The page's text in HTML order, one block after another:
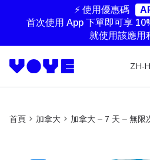
⚡ 使用優惠碼
首次使用 App 下單即可享
就使用該應用
ZH-
首頁 加拿大 加拿大 – 7 天 – 無限